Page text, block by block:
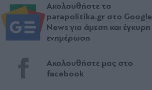
Ακολουθήστε το
parapolitika.gr στο Google
News για άμεση και έγκυρη
ενημέρωση
Ακολουθήστε μας στο
facebook